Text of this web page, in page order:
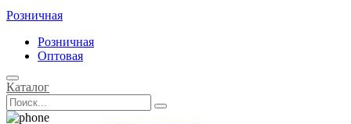
Розничная
Розничная
Оптовая
Каталог